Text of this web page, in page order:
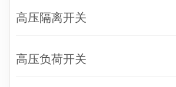
高压隔离开关
高压负荷开关